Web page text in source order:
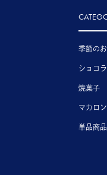
季節の
ショコラ
焼菓子
マカロン
単品商